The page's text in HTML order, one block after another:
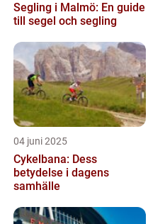
Segling i Malmö: En guide
till segel och segling
04 juni 2025
Cykelbana: Dess
betydelse i dagens
samhälle